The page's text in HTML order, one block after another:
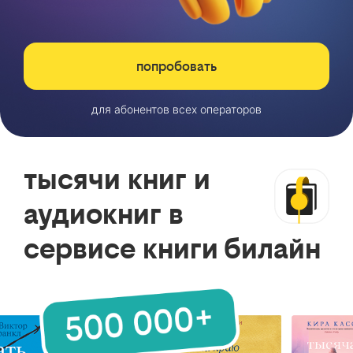
попробовать
для абонентов всех операторов
тысячи книг и
аудиокниг в
сервисе книги билайн